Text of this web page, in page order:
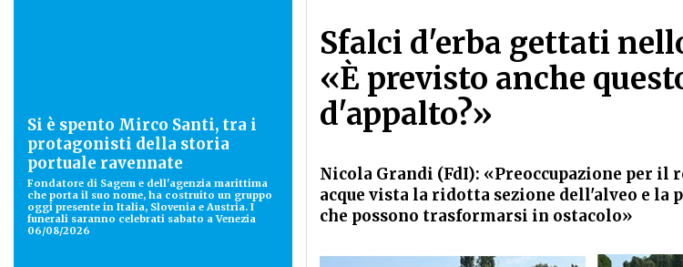
Si è spento Mirco Santi, tra i
protagonisti della storia
portuale ravennate
Fondatore di Sagem e dell'agenzia marittima
che porta il suo nome, ha costruito un gruppo
oggi presente in Italia, Slovenia e Austria. I
funerali saranno celebrati sabato a Venezia
06/08/2026
Sfalci d'erba gettati
«È previsto anche
d'appalto?»
Nicola Grandi (FdI): «Preoccupazione per
acque vista la ridotta sezione dell'alveo e la
che possono trasformarsi in ostacolo»